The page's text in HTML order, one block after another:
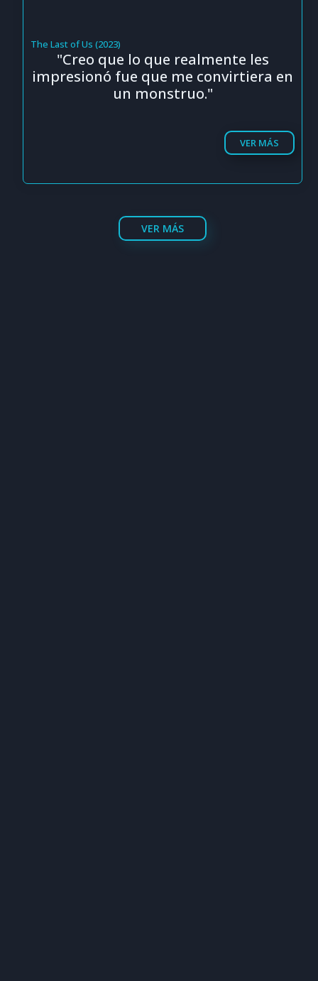
The Last of Us (2023)
"Creo que lo que realmente les
impresionó fue que me convirtiera en
un monstruo."
VER MÁS
VER MÁS